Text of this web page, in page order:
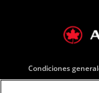
Condiciones